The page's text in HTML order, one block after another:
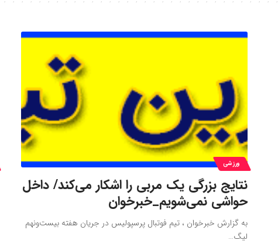
ورزشی
نتایج بزرگی یک مربی را اشکار می‌کند/ داخل
حواشی نمی‌شویم_خبرخوان
به گزارش خبرخوان ​، تیم فوتبال پرسپولیس در جریان هفته بیست‌ونهم
لیگ…